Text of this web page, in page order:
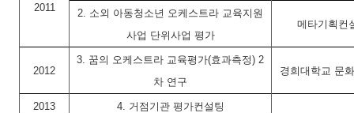
2011 2. 소외 아동청소년 오케스트라 교육지원
사업 단위사업 평가
메타기획컨
2012
3. 꿈의 오케스트라 교육평가(효과측정) 2
차 연구
경희대학교 문
2013 4. 거점기관 평가컨설팅